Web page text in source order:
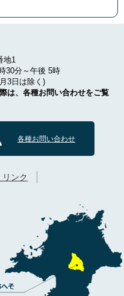
地1
30分～午後 5時
3日は除く)
は、各種お問い合わせをご覧
各種お問い合わせ
ンク